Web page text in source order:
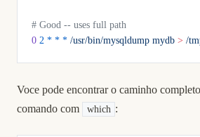
# Good -- uses full path
0 2 * * * /usr/bin/mysqldump mydb > /
Voce pode encontrar o caminho
comando com
which :